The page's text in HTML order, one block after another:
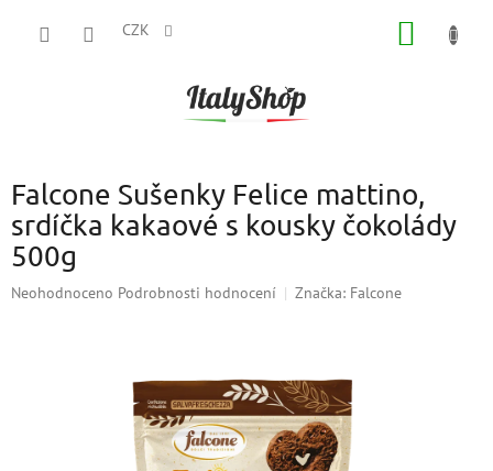
CZK
Falcone Sušenky Felice mattino,
srdíčka kakaové s kousky čokolády
500g
Průměrné
Neohodnoceno Podrobnosti hodnocení Značka: Falcone